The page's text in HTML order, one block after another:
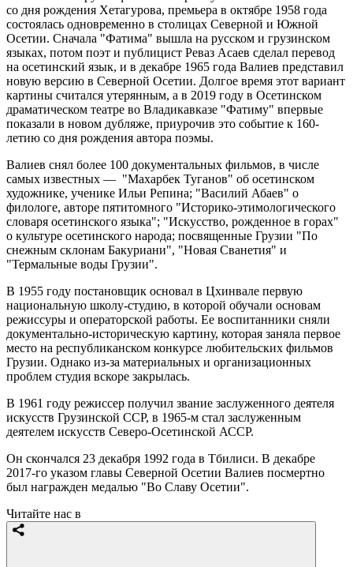
со дня рождения Хетагурова, премьера в октябре 1958 года
состоялась одновременно в столицах Северной и Южной
Осетии. Сначала "Фатима" вышла на русском и грузинском
языках, потом поэт и публицист Реваз Асаев сделал перевод
на осетинский язык, и в декабре 1965 года Валиев представил
новую версию в Северной Осетии. Долгое время этот вариант
картины считался утерянным, а в 2019 году в Осетинском
драматическом театре во Владикавказе "Фатиму" впервые
показали в новом дубляже, приурочив это событие к 160-
летию со дня рождения автора поэмы.
Валиев снял более 100 документальных фильмов, в числе
самых известных — "Махарбек Туганов" об осетинском
художнике, ученике Ильи Репина; "Василий Абаев" о
филологе, авторе пятитомного "Историко-этимологического
словаря осетинского языка"; "Искусство, рожденное в горах"
о культуре осетинского народа; посвященные Грузии "По
снежным склонам Бакуриани", "Новая Сванетия" и
"Термальные воды Грузии".
В 1955 году постановщик основал в Цхинвале первую
национальную школу-студию, в которой обучали основам
режиссуры и операторской работы. Ее воспитанники сняли
документально-историческую картину, которая заняла первое
место на республиканском конкурсе любительских фильмов
Грузии. Однако из-за материальных и организационных
проблем студия вскоре закрылась.
В 1961 году режиссер получил звание заслуженного деятеля
искусств Грузинской ССР, в 1965-м стал заслуженным
деятелем искусств Северо-Осетинской АССР.
Он скончался 23 декабря 1992 года в Тбилиси. В декабре
2017-го указом главы Северной Осетии Валиев посмертно
был награжден медалью "Во Славу Осетии".
Читайте нас в